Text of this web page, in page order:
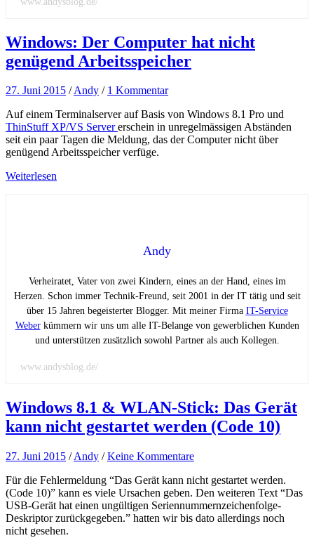
Windows: Der Computer hat nicht
genügend Arbeitsspeicher
27. Juni 2015 /Andy / 1 Kommentar
Auf einem Terminalserver auf Basis von Windows 8.1 Pro und
ThinStuff XP/VS Servererschein in unregelmässigen Abständen
seit ein paar Tagen die Meldung, das der Computer nicht über
genügend Arbeitsspeicher verfüge.
Weiterlesen
Andy
Verheiratet, Vater von zwei Kindern, eines an der Hand, eines im
Herzen. Schon immer Technik-Freund, seit 2001 in der IT tätig und seit
über 15 Jahren begeisterter Blogger. Mit meiner Firma IT-Service
Weberkümmern wir uns um alle IT-Belange von gewerblichen Kunden
und unterstützen zusätzlich sowohl Partner als auch Kollegen.
www.andysblog.de/
Windows 8.1 & WLAN-Stick: Das Gerät
kann nicht gestartet werden (Code 10)
27. Juni 2015 /Andy /Keine Kommentare
Für die Fehlermeldung “Das Gerät kann nicht gestartet werden.
(Code 10)” kann es viele Ursachen geben. Den weiteren Text “Das
USB-Gerät hat einen ungültigen Seriennummernzeichenfolge-
Deskriptor zurückgegeben.” hatten wir bis dato allerdings noch
nicht gesehen.